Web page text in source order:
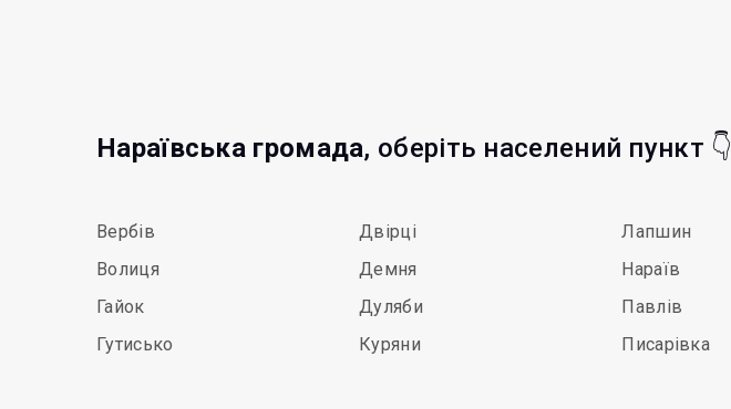
Нараївська громада, оберіть населений пункт 👇
Вербів
Волиця
Гайок
Гутисько
Двірці
Демня
Дуляби
Куряни
Лапшин
Нараїв
Павлів
Писарівка